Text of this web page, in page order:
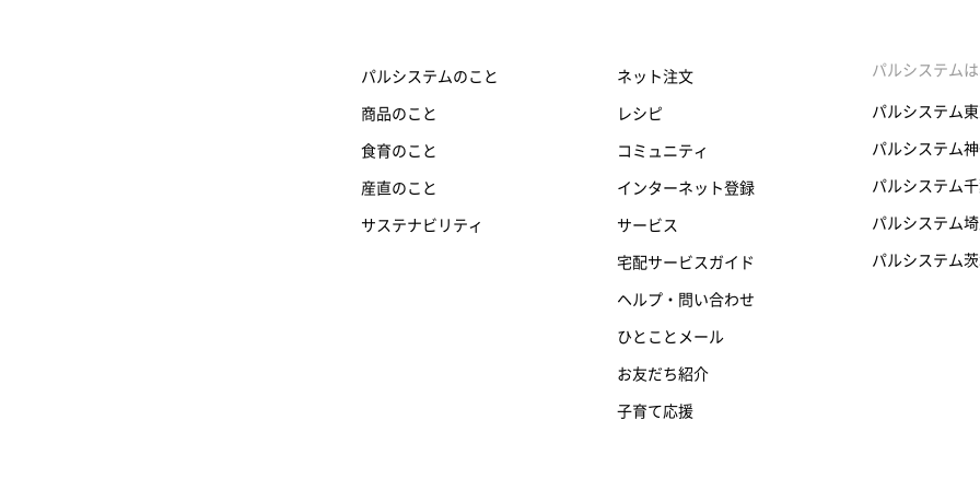
パルシステムのこと
商品のこと
食育のこと
産直のこと
サステナビリティ
ネット注文
レシピ
コミュニティ
インターネット登録
サービス
宅配サービスガイド
ヘルプ・問い合わせ
ひとことメール
お友だち紹介
子育て応援
パルシステム
パルシステム
パルシステム
パルシステム
パルシステム
パルシステム